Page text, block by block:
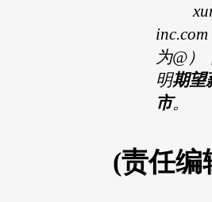
为@）
明期望
市。
(责任编